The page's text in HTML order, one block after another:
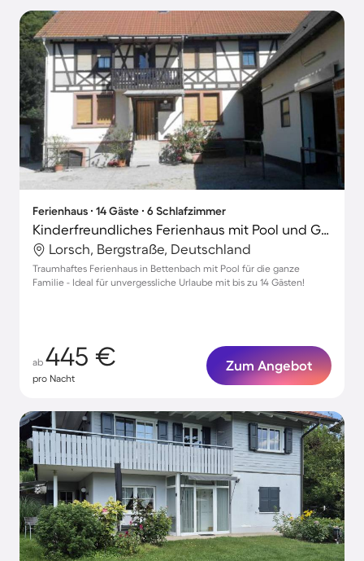
Ferienhaus ∙ 14 Gäste ∙ 6 Schlafzimmer
Kinderfreundliches Ferienhaus mit Pool und Grill
Lorsch, Bergstraße, Deutschland
Traumhaftes Ferienhaus in Bettenbach mit Pool für die ganze
Familie - Ideal für unvergessliche Urlaube mit bis zu 14 Gästen!
ab 445 €
pro Nacht
Zum Angebot